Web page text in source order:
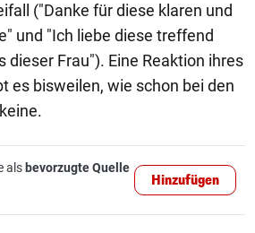
("Danke für diese klaren und
und "Ich liebe diese treffend
dieser Frau"). Eine Reaktion ihres
es bisweilen, wie schon bei den
als bevorzugte Quelle
Hinzufügen